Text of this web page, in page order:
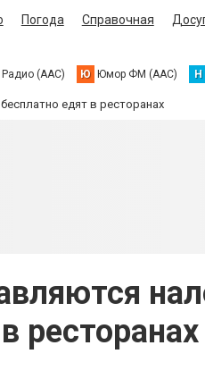
Погода Справочная
(AAC) Ю Юмор ФМ (AAC) Н
едят в ресторанах
ресторанах